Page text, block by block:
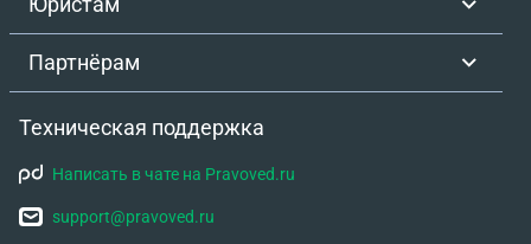
Партнёрам
Техническая поддержка
Написать в чате на Pravoved.ru
support@pravoved.ru